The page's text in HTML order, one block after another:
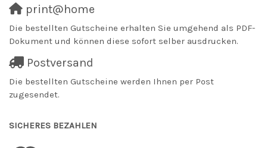
print@home
Die bestellten Gutscheine erhalten Sie umgehend als PDF-
Dokument und können diese sofort selber ausdrucken.
Postversand
Die bestellten Gutscheine werden Ihnen per Post
zugesendet.
SICHERES BEZAHLEN